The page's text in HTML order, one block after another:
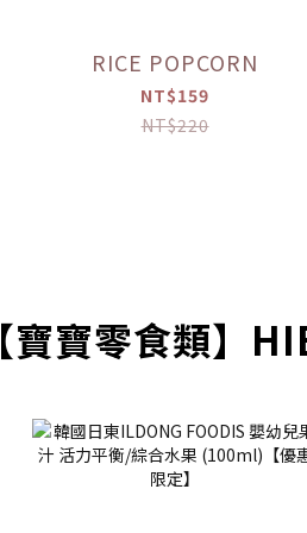
RICE POPCORN
NT$159
NT$220
【寶寶零食類】